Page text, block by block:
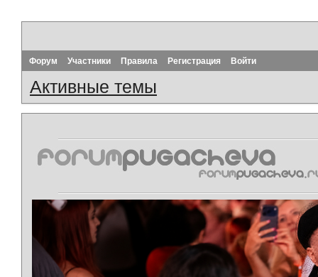
Форум Участники Правила Регистрация Войти
Активные темы